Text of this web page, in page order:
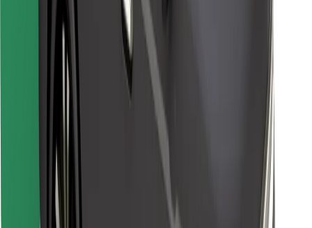
Atrodi savas mīļākās maltītes!
Lejupielādē Bolt Food lietotni